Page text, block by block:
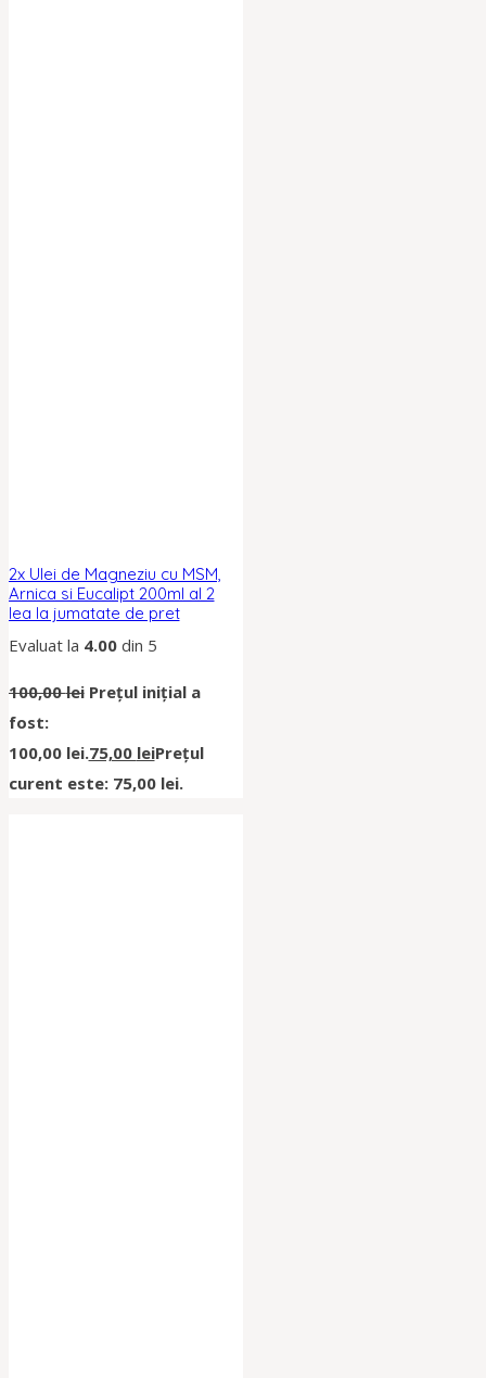
2x Ulei de Magneziu cu MSM,
Arnica si Eucalipt 200ml al 2
lea la jumatate de pret
Evaluat la 4.00din 5
100,00lei Prețul inițial a
fost:
100,00 lei.75,00 leiPrețul
curent este: 75,00 lei.